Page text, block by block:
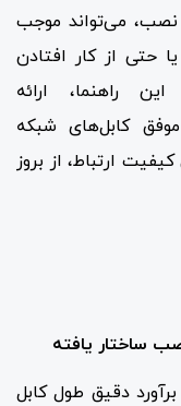
نصب، می‌تواند موجب
حتی از کار افتادن
راهنما، ارائه
کابل‌های شبکه
ارتباط، از بروز
ساختار یافته
دقیق طول کابل